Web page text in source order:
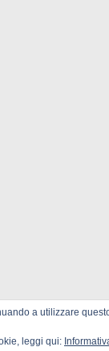
a utilizzare
leggi qui: